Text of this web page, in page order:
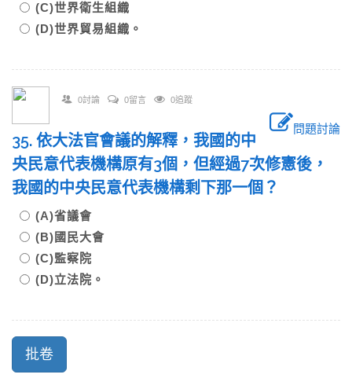
(C)世界衛生組織
(D)世界貿易組織。
0討論 0留言 0追蹤
問題討論
35. 依大法官會議的解釋，我國的中
央民意代表機構原有3個，但經過7次修憲後，
我國的中央民意代表機構剩下那一個？
(A)省議會
(B)國民大會
(C)監察院
(D)立法院。